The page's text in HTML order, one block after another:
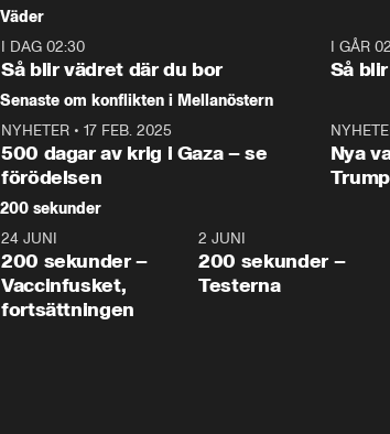
tonårsutvisningarna och hur
Moderaterna ska locka
väljare till valet i höst.
Väder
I DAG 02:30
Så blir vädret där du bor
I GÅR
Så
Senaste om konflikten i Mellanöstern
NYHETER • 17 FEB. 2025
500 dagar av krig i Gaza – se
förödelsen
Nya
Trump
200 sekunder
5:00
24 JUNI
200 sekunder –
Vaccinfusket,
fortsättningen
2 JUNI
200 sekunder –
Testerna